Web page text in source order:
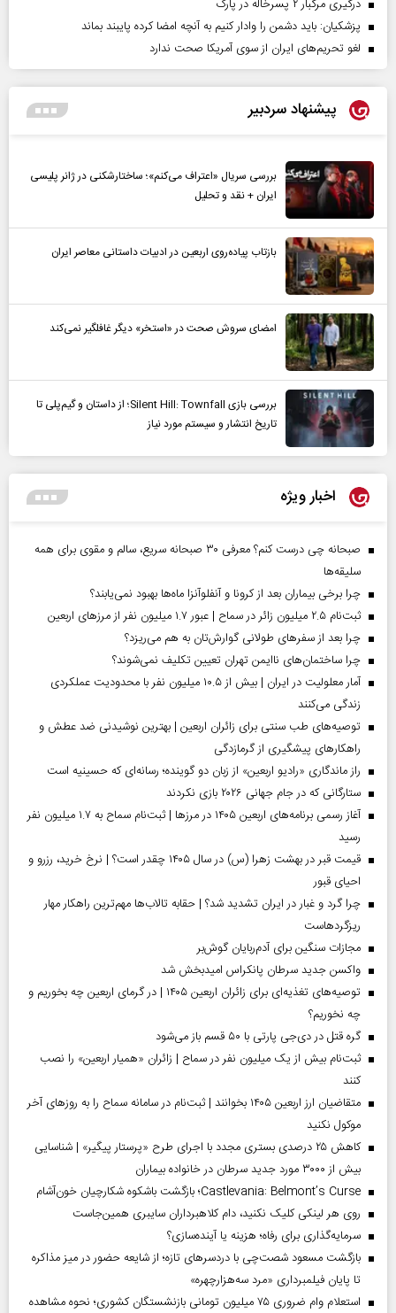
درگیری مرگبار ۲ پسرخاله در پارک
پزشکیان: باید دشمن را وادار کنیم به آنچه امضا کرده پایبند بماند
لغو تحریم‌های ایران از سوی آمریکا صحت ندارد
پیشنهاد سردبیر
بررسی سریال «اعتراف می‌کنم»؛ ساختارشکنی در ژانر پلیسی
ایران + نقد و تحلیل
بازتاب پیاده‌روی اربعین در ادبیات داستانی معاصر ایران
امضای سروش صحت در «استخر» دیگر غافلگیر نمی‌کند
بررسی بازی Silent Hill: Townfall؛ از داستان و گیم‌پلی تا
تاریخ انتشار و سیستم مورد نیاز
اخبار ویژه
صبحانه چی درست کنم؟ معرفی ۳۰ صبحانه سریع، سالم و مقوی برای همه
سلیقه‌ها
چرا برخی بیماران بعد از کرونا و آنفلوآنزا ماه‌ها بهبود نمی‌یابند؟
ثبت‌نام ۲.۵ میلیون زائر در سماح | عبور ۱.۷ میلیون نفر از مرز‌های اربعین
چرا بعد از سفرهای طولانی گوارش‌تان به هم می‌ریزد؟
چرا ساختمان‌های ناایمن تهران تعیین تکلیف نمی‌شوند؟
آمار معلولیت در ایران | بیش از ۱۰.۵ میلیون نفر با محدودیت عملکردی
زندگی می‌کنند
توصیه‌های طب سنتی برای زائران اربعین | بهترین نوشیدنی ضد عطش و
راهکارهای پیشگیری از گرمازدگی
راز ماندگاری «رادیو اربعین» از زبان دو گوینده؛ رسانه‌ای که حسینیه است
ستارگانی که در جام جهانی ۲۰۲۶ بازی نکردند
آغاز رسمی برنامه‌های اربعین ۱۴۰۵ در مرز‌ها | ثبت‌نام سماح به ۱.۷ میلیون نفر
رسید
قیمت قبر در بهشت زهرا (س) در سال ۱۴۰۵ چقدر است؟ | نرخ خرید، رزرو و
احیای قبور
چرا گرد و غبار در ایران تشدید شد؟ | حقابه تالاب‌ها مهم‌ترین راهکار مهار
ریزگردهاست
مجازات سنگین برای آدم‌ربایان گوش‌بر
واکسن جدید سرطان پانکراس امیدبخش شد
توصیه‌های تغذیه‌ای برای زائران اربعین ۱۴۰۵ | در گرمای اربعین چه بخوریم و
چه نخوریم؟
گره قتل در دی‌جی پارتی با ۵۰ قسم باز می‌شود
ثبت‌نام بیش از یک میلیون نفر در سماح | زائران «همیار اربعین» را نصب
کنند
متقاضیان ارز اربعین ۱۴۰۵ بخوانند | ثبت‌نام در سامانه سماح را به روز‌های آخر
موکول نکنید
کاهش ۲۵ درصدی بستری مجدد با اجرای طرح «پرستار پیگیر» | شناسایی
بیش از ۳۰۰۰ مورد جدید سرطان در خانواده بیماران
Castlevania: Belmont’s Curse؛ بازگشت باشکوه شکارچیان خون‌آشام
روی هر لینکی کلیک نکنید، دام کلاهبرداران سایبری همین‌جاست
سرمایه‌گذاری برای رفاه؛ هزینه یا آینده‌سازی؟
بازگشت مسعود شصت‌چی با دردسر‌های تازه؛ از شایعه حضور در میز مذاکره
تا پایان فیلمبرداری «مرد سه‌هزارچهره»
استعلام وام ضروری ۷۵ میلیون تومانی بازنشستگان کشوری؛ نحوه مشاهده